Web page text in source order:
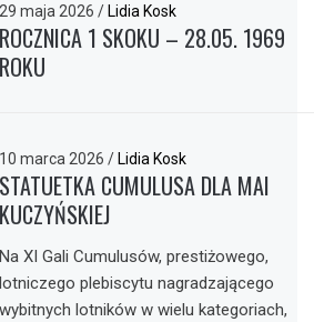
29 maja 2026/ Lidia Kosk
ROCZNICA 1 SKOKU – 28.05. 1969
ROKU
10 marca 2026/ Lidia Kosk
STATUETKA CUMULUSA DLA MAI
KUCZYŃSKIEJ
Na XI Gali Cumulusów, prestiżowego,
lotniczego plebiscytu nagradzającego
wybitnych lotników w wielu kategoriach,